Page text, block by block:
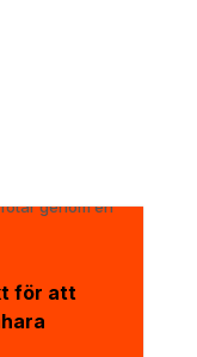
för att